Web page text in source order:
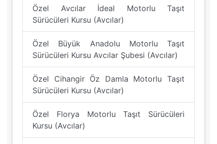
Özel Avcılar İdeal Motorlu Taşıt
Sürücüleri Kursu (Avcılar)
Özel Büyük Anadolu Motorlu Taşıt
Sürücüleri Kursu Avcılar Şubesi (Avcılar)
Özel Cihangir Öz Damla Motorlu Taşıt
Sürücüleri Kursu (Avcılar)
Özel Florya Motorlu Taşıt Sürücüleri
Kursu (Avcılar)